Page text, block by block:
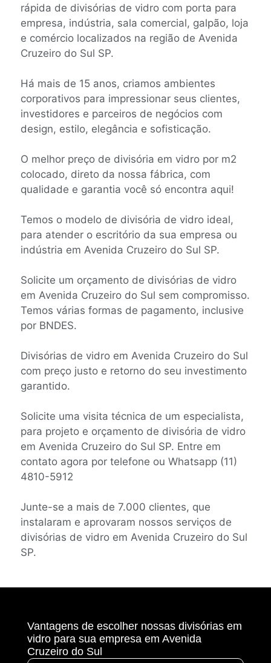
rápida de divisórias de vidro com porta para
empresa, indústria, sala comercial, galpão, loja
e comércio localizados na região de Avenida
Cruzeiro do Sul SP.
Há mais de 15 anos, criamos ambientes
corporativos para impressionar seus clientes,
investidores e parceiros de negócios com
design, estilo, elegância e sofisticação.
O melhor preço de divisória em vidro por m2
colocado, direto da nossa fábrica, com
qualidade e garantia você só encontra aqui!
Temos o modelo de divisória de vidro ideal,
para atender o escritório da sua empresa ou
indústria em Avenida Cruzeiro do Sul SP.
Solicite um orçamento de divisórias de vidro
em Avenida Cruzeiro do Sul sem compromisso.
Temos várias formas de pagamento, inclusive
por BNDES.
Divisórias de vidro em Avenida Cruzeiro do Sul
com preço justo e retorno do seu investimento
garantido.
Solicite uma visita técnica de um especialista,
para projeto e orçamento de divisória de vidro
em Avenida Cruzeiro do Sul SP. Entre em
contato agora por telefone ou Whatsapp (11)
4810-5912
Junte-se a mais de 7.000 clientes, que
instalaram e aprovaram nossos serviços de
divisórias de vidro em Avenida Cruzeiro do Sul
SP.
Vantagens de escolher nossas divisórias em
vidro para sua empresa em Avenida
Cruzeiro do Sul